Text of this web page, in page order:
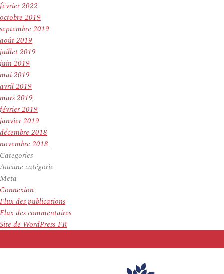
février 2022
octobre 2019
septembre 2019
août 2019
juillet 2019
juin 2019
mai 2019
avril 2019
mars 2019
février 2019
janvier 2019
décembre 2018
novembre 2018
Categories
Aucune catégorie
Meta
Connexion
Flux des publications
Flux des commentaires
Site de WordPress-FR